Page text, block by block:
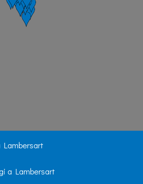
Lambersart
a Lambersart